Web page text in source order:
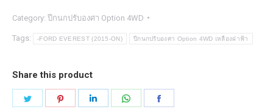
4WD
เหลือง
Category: ปีกนกปรับองศา Option 4WD
Tags: -FORD EVEREST (2015-ON) ปีกนกปรับองศา Option 4WD เหลืองฝาฟ้า
Share this product